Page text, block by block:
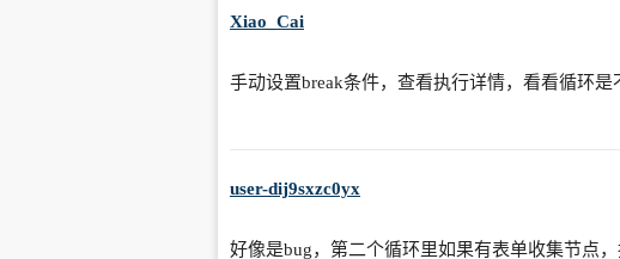
Xiao_Cai
手动设置break条件，查看执行详情，看看循环是
user-dij9sxzc0yx
好像是bug，第二个循环里如果有表单收集节点